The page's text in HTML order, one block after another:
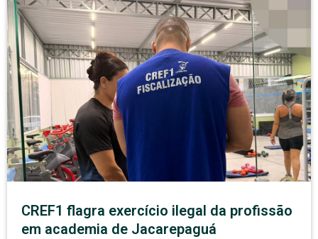
CREF1 flagra exercício ilegal da profissão
em academia de Jacarepaguá